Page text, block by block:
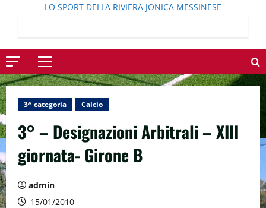
LO SPORT DELLA RIVIERA JONICA MESSINESE
Menu
principale
3^ categoria Calcio
3° – Designazioni Arbitrali – XIII
giornata- Girone B
admin
15/01/2010